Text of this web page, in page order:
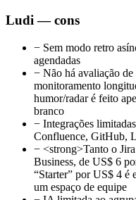
Ludi — cons
− Sem modo retro
agendadas
− Não há avaliação
monitoramento
humor/radar é feito
branco
− Integrações
Confluence, GitHub,
− <strong>Tanto o
Business, de US$ 6
“Starter” por US$ 4 é
um espaço de equipe